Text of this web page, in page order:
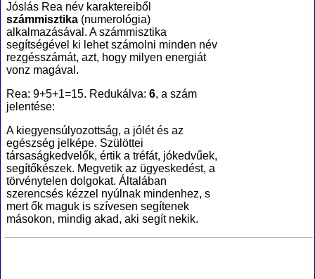
Jóslás Rea név karaktereiből
számmisztika (numerológia)
alkalmazásával. A számmisztika
segítségével ki lehet számolni minden név
rezgésszámát, azt, hogy milyen energiát
vonz magával.
Rea: 9+5+1=15. Redukálva: 6, a szám
jelentése:
A kiegyensúlyozottság, a jólét és az
egészség jelképe. Szülöttei
társaságkedvelők, értik a tréfát, jókedvűek,
segítőkészek. Megvetik az ügyeskedést, a
törvénytelen dolgokat. Általában
szerencsés kézzel nyúlnak mindenhez, s
mert ők maguk is szívesen segítenek
másokon, mindig akad, aki segít nekik.